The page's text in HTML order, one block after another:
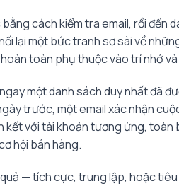
cách kiểm tra email, rồi đến
lại một bức tranh sơ sài về
toàn phụ thuộc vào trí nhớ
một danh sách duy nhất đã
trước, một email xác nhận
với tài khoản tương ứng,
hội bán hàng.
— tích cực, trung lập, hoặc